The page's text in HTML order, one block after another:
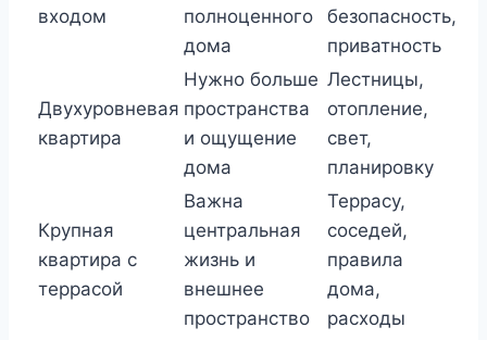
входом
полноценного
дома
безопасность,
приватность
Двухуровневая
квартира
Нужно больше
пространства
и ощущение
дома
Лестницы,
отопление,
свет,
планировку
Крупная
квартира с
террасой
Важна
центральная
жизнь и
внешнее
пространство
Террасу,
соседей,
правила
дома,
расходы